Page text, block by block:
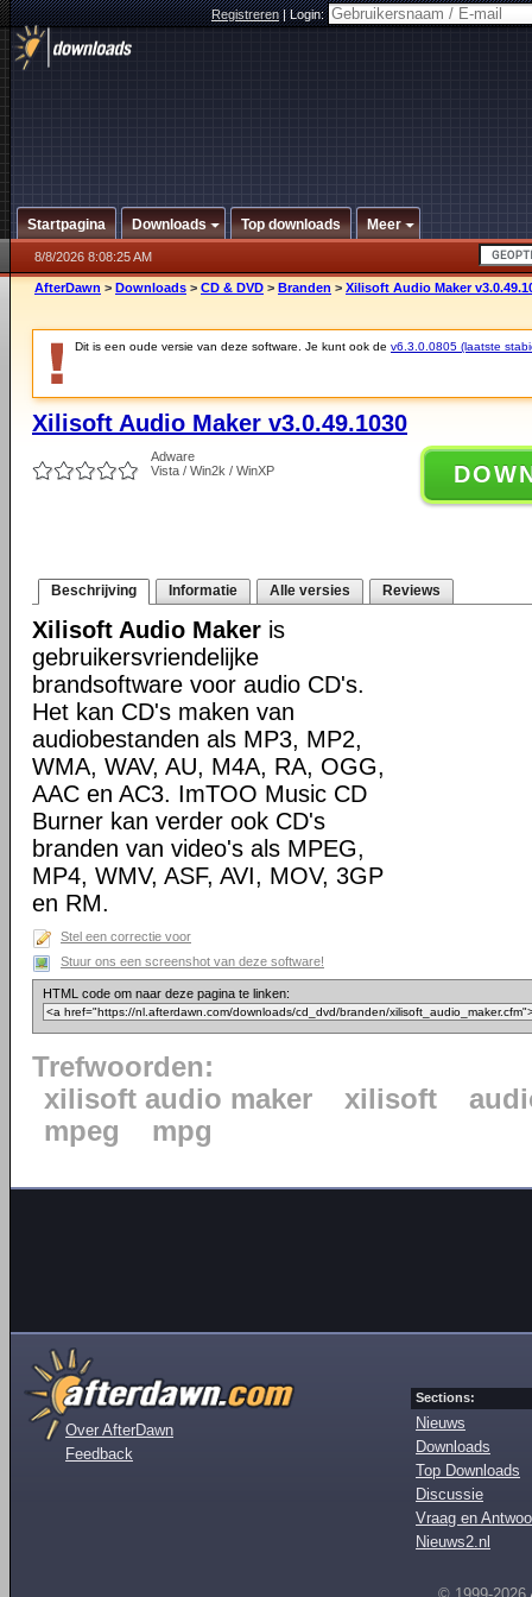
Registreren|Login:
Startpagina Downloads Top downloads Meer
8/8/2026 8:08:25 AM
AfterDawn > Downloads > CD & DVD > Branden > Xilisoft Audio Maker
Dit is een oude versie van deze software. Je kunt ook de v6.3.0.0805 (laatste
Xilisoft Audio Maker v3.0.49.1030
Adware
Vista / Win2k / WinXP
Beschrijving Informatie Alle versies Reviews
Xilisoft Audio Maker is
gebruikersvriendelijke
brandsoftware voor audio CD's.
Het kan CD's maken van
audiobestanden als MP3, MP2,
WMA, WAV, AU, M4A, RA, OGG,
AAC en AC3. ImTOO Music CD
Burner kan verder ook CD's
branden van video's als MPEG,
MP4, WMV, ASF, AVI, MOV, 3GP
en RM.
Stel een correctie voor
Stuur ons een screenshot van deze software!
HTML code om naar deze pagina te linken:
Trefwoorden:
xilisoft audio maker
xilisoft
mpeg
mpg
Over AfterDawn
Feedback
Sections:
Nieuws
Downloads
Top Downloads
Discussie
Vraag en
Nieuws2.nl